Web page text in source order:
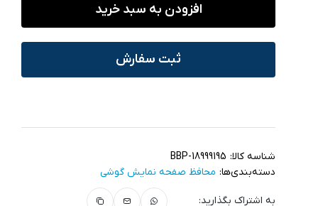
افزودن به سبد خرید
ثبت سفارش
شناسه کالا: BBP-18999195
دسته‌بندی‌ها: محافظ صفحه نمایش گوشی
به اشتراک بگذارید: